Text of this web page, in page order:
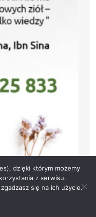
dzięki którym możemy
z serwisu.
się na ich użycie.